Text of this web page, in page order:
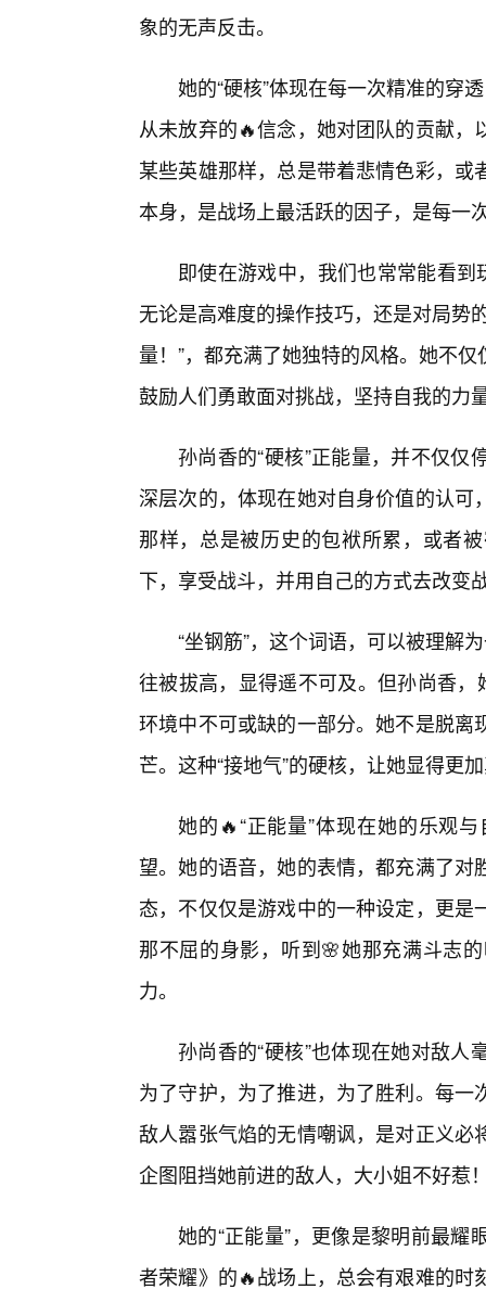
象的无声反击。
她的“硬核”体现在每一次精准的穿
从未放弃的🔥信念，她对团队的贡献
某些英雄那样，总是带着悲情色彩，
本身，是战场上最活跃的因子，是每一
即使在游戏中，我们也常常能看到
无论是高难度的操作技巧，还是对局势
量！”，都充满了她独特的风格。她不
鼓励人们勇敢面对挑战，坚持自我的力
孙尚香的“硬核”正能量，并不仅
深层次的，体现在她对自身价值的认
那样，总是被历史的包袱所累，或者
下，享受战斗，并用自己的方式去改变
“坐钢筋”，这个词语，可以被理解
往被拔高，显得遥不可及。但孙尚香
环境中不可或缺的一部分。她不是脱
芒。这种“接地气”的硬核，让她显得更
她的🔥“正能量”体现在她的乐观
望。她的语音，她的表情，都充满了
态，不仅仅是游戏中的一种设定，更
那不屈的身影，听到🌸她那充满斗志
力。
孙尚香的“硬核”也体现在她对敌
为了守护，为了推进，为了胜利。每
敌人嚣张气焰的无情嘲讽，是对正义
企图阻挡她前进的敌人，大小姐不好惹
她的“正能量”，更像是黎明前最
者荣耀》的🔥战场上，总会有艰难的